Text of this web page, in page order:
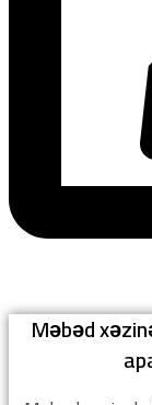
Məbəd